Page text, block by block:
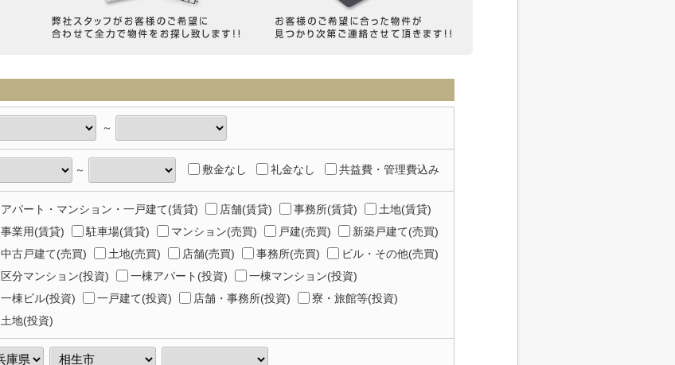
～
～ 敷金なし 礼金なし 共益費・管理費込み
アパート・マンション・一戸建て(賃貸) 店舗(賃貸) 事務所(賃貸)
土地(賃貸)
事業用(賃貸)
駐車場(賃貸) マンション(売買) 戸建(売買)
新築戸建て(売買)
中古戸建て(売買)
土地(売買) 店舗(売買) 事務所(売買)
ビル・その他(売買)
区分マンション(投資)
一棟アパート(投資)
一棟マンション(投資)
一棟ビル(投資)
一戸建て(投資) 店舗・事務所(投資)
寮・旅館等(投資)
土地(投資)